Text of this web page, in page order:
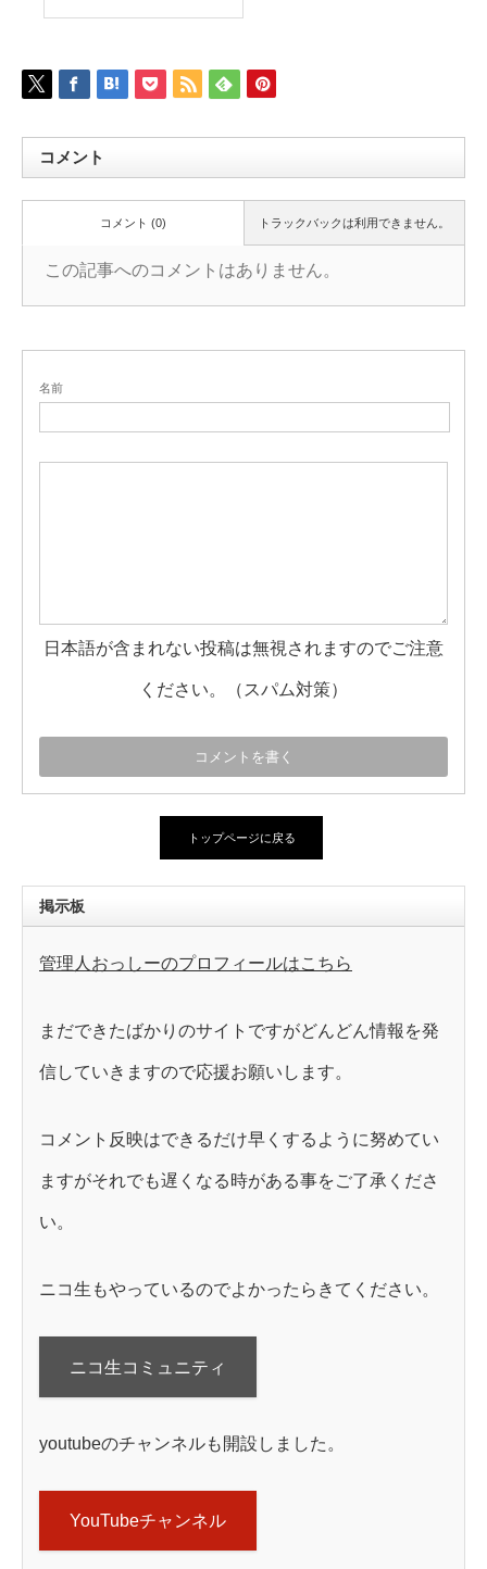
コメント
トラックバックは利用できません。
コメント (0)
この記事へのコメントはありません。
名前
日本語が含まれない投稿は無視されますのでご注意
ください。（スパム対策）
トップページに戻る
掲示板
管理人おっしーのプロフィールはこちら
まだできたばかりのサイトですがどんどん情報を発
信していきますので応援お願いします。
コメント反映はできるだけ早くするように努めてい
ますがそれでも遅くなる時がある事をご了承くださ
い。
ニコ生もやっているのでよかったらきてください。
ニコ生コミュニティ
youtubeのチャンネルも開設しました。
YouTubeチャンネル